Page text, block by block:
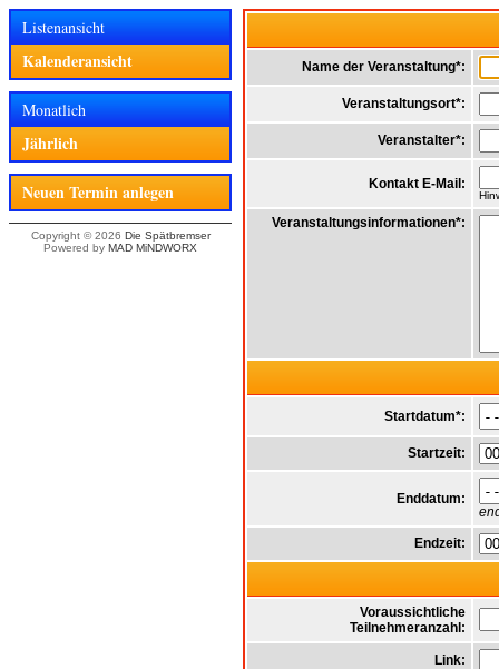
Listenansicht
Kalenderansicht
Monatlich
Jährlich
Neuen Termin anlegen
Copyright © 2026 Die Spätbremser
Powered by MAD MiNDWORX
Name der Veranstaltung*:
Veranstaltungsort*:
Veranstalter*:
Kontakt E-Mail:
Veranstaltungsinformationen*:
Startdatum*:
Startzeit:
Enddatum:
Endzeit:
Voraussichtliche
Teilnehmeranzahl:
Link: